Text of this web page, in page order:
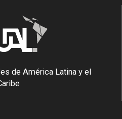
de América Latina y el